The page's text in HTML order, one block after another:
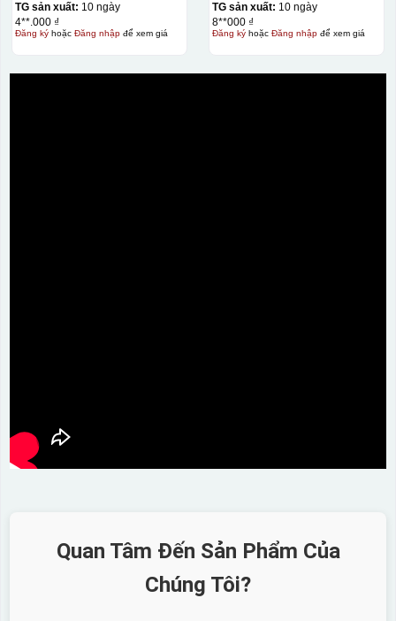
TG sản xuất: 10 ngày
4**.000 ₫
Đăng kýhoặc Đăng nhậpđể xem giá
TG sản xuất: 10 ngày
8**000 ₫
Đăng kýhoặc Đăng nhậpđể xem giá
Quan Tâm Đến Sản Phẩm Của
Chúng Tôi?